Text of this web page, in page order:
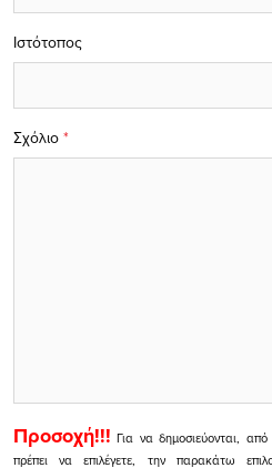
Σχόλιο *
Ιστότοπος
Προσοχή!!! Για να δημοσιεύονται,
πρέπει να επιλέγετε, την παρακάτω